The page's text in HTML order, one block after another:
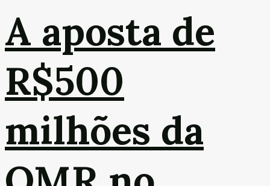
A aposta de
R$500
milhões da